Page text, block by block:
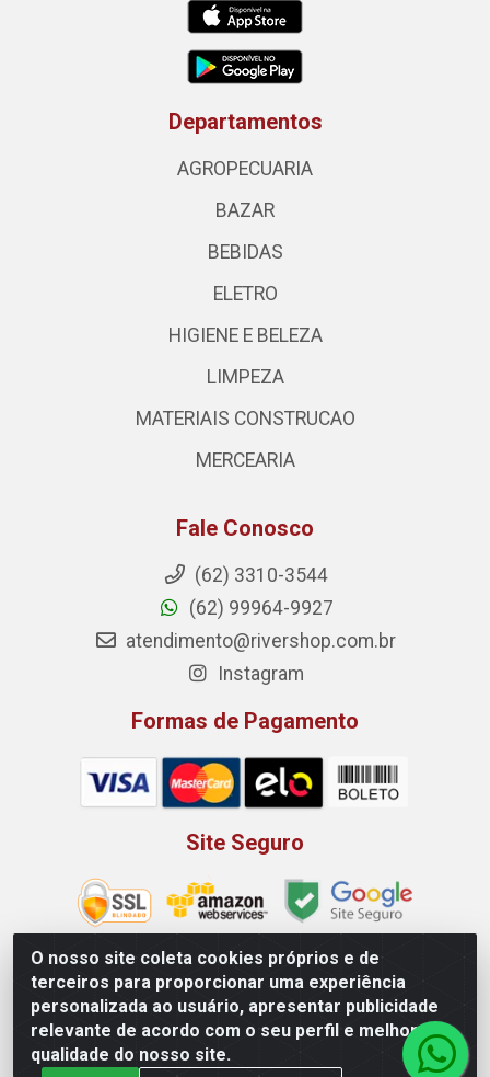
O nosso site coleta cookies próprios e de
terceiros para proporcionar uma experiência
personalizada ao usuário, apresentar publicidade
relevante de acordo com o seu perfil e melhorar a
qualidade do nosso site.
Departamentos
AGROPECUARIA
BAZAR
BEBIDAS
ELETRO
HIGIENE E BELEZA
LIMPEZA
MATERIAIS CONSTRUCAO
MERCEARIA
Fale Conosco
(62) 3310-3544
(62) 99964-9927
atendimento@rivershop.com.br
Instagram
Formas de Pagamento
Site Seguro
Rio Vermelho Distribuição de Alimentos LTDA - Rodovia BR,
153, KM 52 N 00 QD 00 LT 16 - Bairro Jardim Eldorado,
Anápolis/GO - CEP 75.045-190 - CNPJ 10.912.900/0002-40